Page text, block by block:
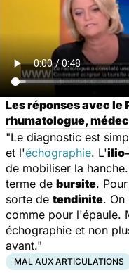
Les réponses avec le
rhumatologue,
"Le diagnostic est
et l'échographie. L'
de mobiliser la
terme de bursite.
sorte de tendinite.
comme pour l'épaule.
échographie et non
avant."
MAL AUX ARTICULATIONS